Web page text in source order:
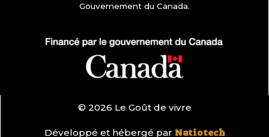
Gouvernement du Canada.
© 2026 Le Goût de vivre
Développé et hébergé par Natiotech